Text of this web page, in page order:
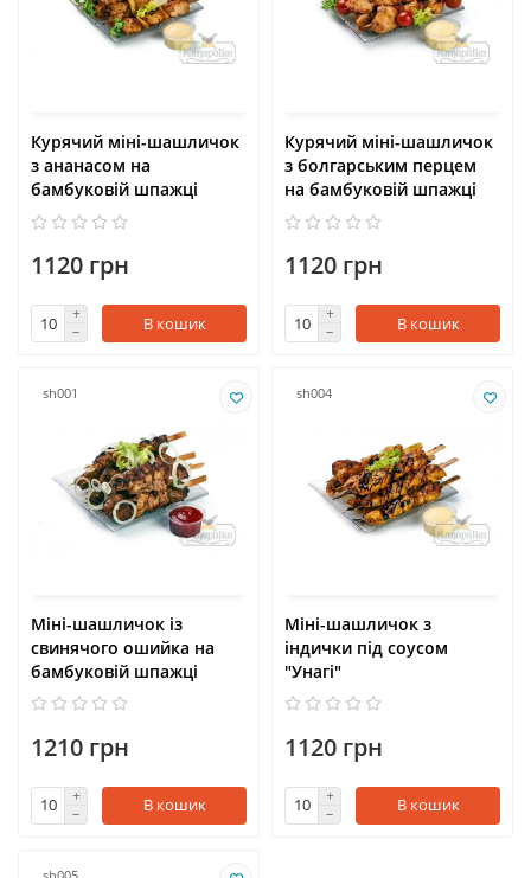
Курячий міні-шашличок
з ананасом на
бамбуковій шпажці
1120 грн
В кошик
Курячий міні-шашличок
з болгарським перцем
на бамбуковій шпажці
1120 грн
В кошик
sh001
Міні-шашличок із
свинячого ошийка на
бамбуковій шпажці
1210 грн
В кошик
sh004
Міні-шашличок з
індички під соусом
"Унагі"
1120 грн
В кошик